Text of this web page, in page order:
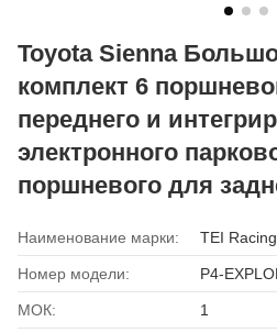
Toyota Sienna
комплект 6
переднего и
электронного
поршневого для
Наименование марки: TEI Racing
Номер модели: P4-
МОК: 1